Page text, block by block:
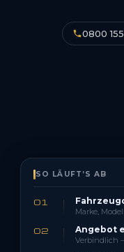
0800
SO LÄUFT’S AB
01
Marke,
02 Angebot
Verbindlich